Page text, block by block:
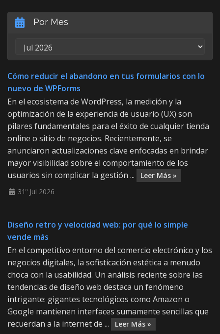
Por Mes
Cómo reducir el abandono en tus formularios con lo
nuevo de WPForms
En el ecosistema de WordPress, la medición y la
optimización de la experiencia de usuario (UX) son
pilares fundamentales para el éxito de cualquier tienda
online o sitio de negocios. Recientemente, se
anunciaron actualizaciones clave enfocadas en brindar
mayor visibilidad sobre el comportamiento de los
usuarios sin complicar la gestión ...
Leer Más »
31º Jul 2026
Diseño retro y velocidad web: por qué lo simple
vende más
En el competitivo entorno del comercio electrónico y los
negocios digitales, la sofisticación estética a menudo
choca con la usabilidad. Un análisis reciente sobre las
tendencias de diseño web destaca un fenómeno
intrigante: gigantes tecnológicos como Amazon o
Google mantienen interfaces sumamente sencillas que
recuerdan a la internet de ...
Leer Más »